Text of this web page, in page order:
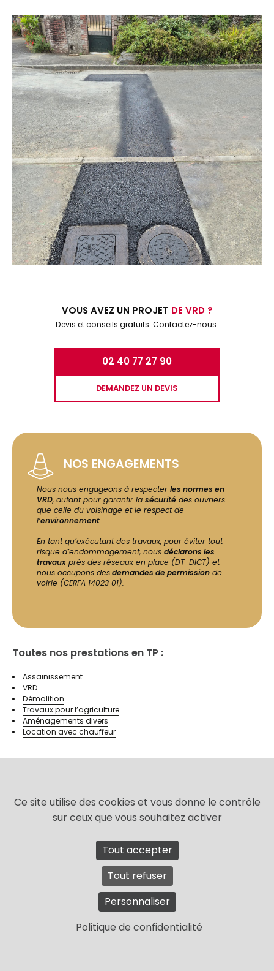
VOUS AVEZ UN PROJET DE VRD ?
Devis et conseils gratuits. Contactez-nous.
02 40 77 27 90
DEMANDEZ UN DEVIS
NOS ENGAGEMENTS
Nous nous engageons à respecter les normes en
VRD, autant pour garantir la sécurité des ouvriers
que celle du voisinage et le respect de
l’environnement.
En tant qu’exécutant des travaux, pour éviter tout
risque d’endommagement, nous déclarons les
travaux près des réseaux en place (DT-DICT) et
nous occupons desdemandes de permission de
voirie (CERFA 14023 01).
Toutes nos prestations en TP :
Assainissement
VRD
Démolition
Travaux pour l’agriculture
Aménagements divers
Location avec chauffeur
02 40 77 27 90
© Travaux publics et transports Sansoucy
Mentions légales et politique de confidentialité
Réalisation web
Ce site utilise des cookies et vous donne le contrôle
sur ceux que vous souhaitez activer
Tout accepter
Tout refuser
Personnaliser
Politique de confidentialité